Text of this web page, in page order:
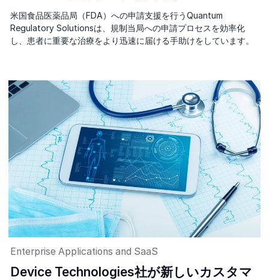
米国食品医薬品局（FDA）への申請支援を行うQuantum
Regulatory Solutionsは、規制当局への申請プロセスを効率化
し、患者に重要な治療をより迅速に届ける手助けをしています。
Enterprise Applications and SaaS
Device Technologies社が新しいカスタマ